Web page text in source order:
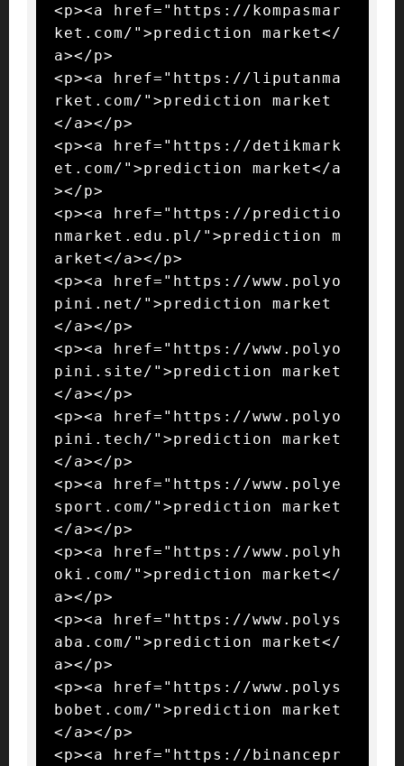
<p><a href="https://kompasmar
ket.com/">prediction market</
a></p>
<p><a href="https://liputanma
rket.com/">prediction market
</a></p>
<p><a href="https://detikmark
et.com/">prediction market</a
></p>
<p><a href="https://predictio
nmarket.edu.pl/">prediction m
arket</a></p>
<p><a href="https://www.polyo
pini.net/">prediction market
</a></p>
<p><a href="https://www.polyo
pini.site/">prediction market
</a></p>
<p><a href="https://www.polyo
pini.tech/">prediction market
</a></p>
<p><a href="https://www.polye
sport.com/">prediction market
</a></p>
<p><a href="https://www.polyh
oki.com/">prediction market</
a></p>
<p><a href="https://www.polys
aba.com/">prediction market</
a></p>
<p><a href="https://www.polys
bobet.com/">prediction market
</a></p>
<p><a href="https://binancepr